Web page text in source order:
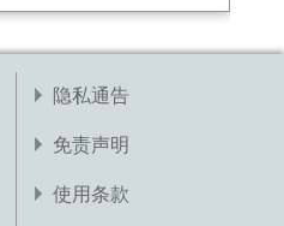
隐私通告
免责声明
使用条款